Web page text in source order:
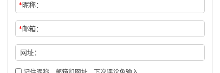
*昵称：
*邮箱：
网址：